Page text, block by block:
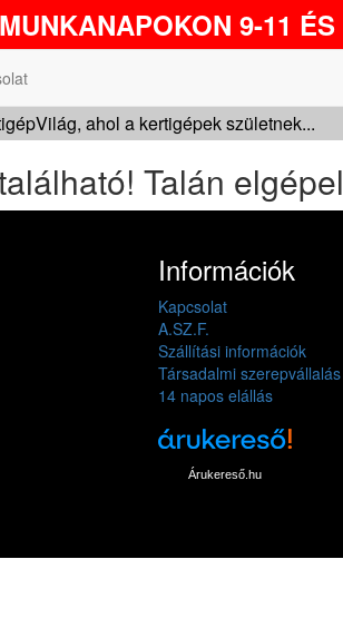
9-11
ahol a kertigépek születnek...
Talán
Információk
Kapcsolat
A.SZ.F.
Szállítási információk
Társadalmi szerepvállalás
14 napos elállás
Árukereső.hu